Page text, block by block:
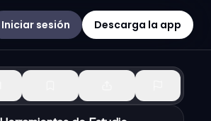
Iniciar sesión Descarga la app